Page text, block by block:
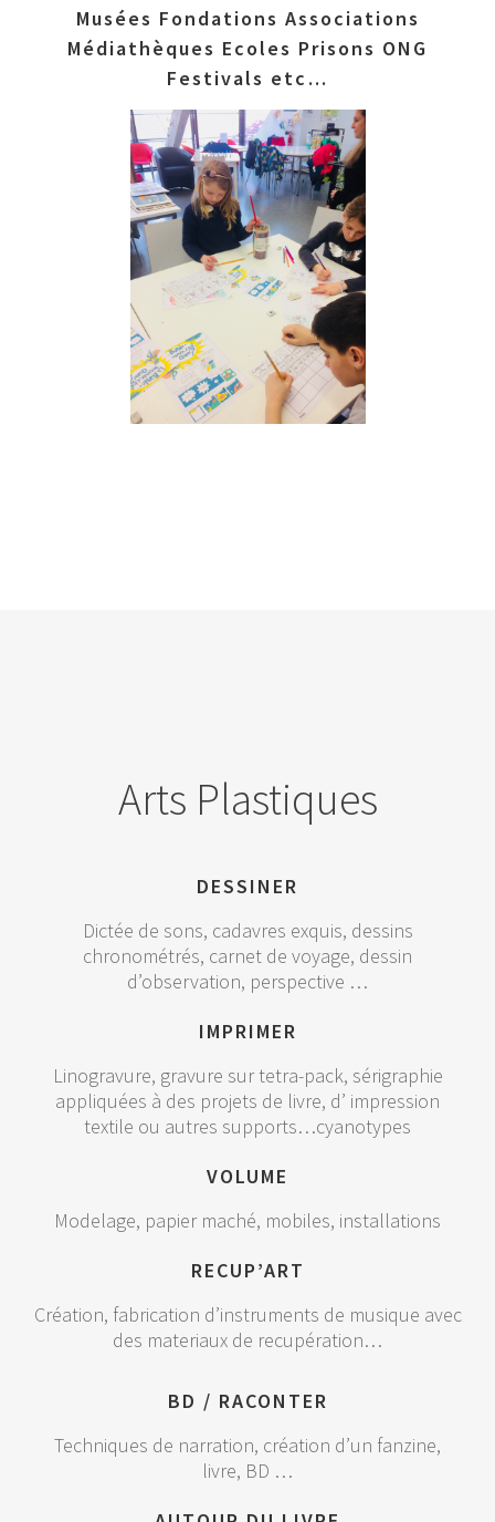
Musées Fondations Associations
Médiathèques Ecoles Prisons ONG
Festivals etc…
Arts Plastiques
DESSINER
Dictée de sons, cadavres exquis, dessins
chronométrés, carnet de voyage, dessin
d’observation, perspective …
IMPRIMER
Linogravure, gravure sur tetra-pack, sérigraphie
appliquées à des projets de livre, d’ impression
textile ou autres supports…cyanotypes
VOLUME
Modelage, papier maché, mobiles, installations
RECUP’ART
Création, fabrication d’instruments de musique avec
des materiaux de recupération…
BD / RACONTER
Techniques de narration, création d’un fanzine,
livre, BD …